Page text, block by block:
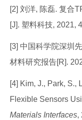
[2] 刘洋, 陈磊. 复合
[J]. 塑料科技, 2021,
[3] 中国科学院深圳
材料研究报告[R].
[4] Kim, J., Park, S.,
Flexible Sensors
Materials Interfaces,